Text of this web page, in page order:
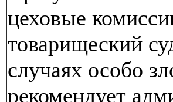
цеховые
товарищеский
случаях особо
рекомендует